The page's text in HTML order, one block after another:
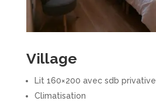
Village
Lit 160×200 avec sdb privative
Climatisation